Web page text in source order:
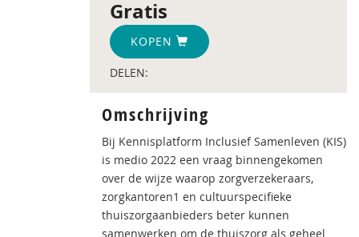
Gratis
KOPEN
DELEN:
Omschrijving
Bij Kennisplatform Inclusief Samenleven (KIS)
is medio 2022 een vraag binnengekomen
over de wijze waarop zorgverzekeraars,
zorgkantoren1 en cultuurspecifieke
thuiszorgaanbieders beter kunnen
samenwerken om de thuiszorg als geheel